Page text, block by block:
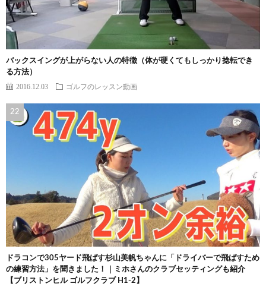
バックスイングが上がらない人の特徴（体が硬くてもしっかり捻転でき
る方法）
2016.12.03 ゴルフのレッスン動画
ドラコンで305ヤード飛ばす杉山美帆ちゃんに「ドライバーで飛ばすため
の練習方法」を聞きました！｜ミホさんのクラブセッティングも紹介
【ブリストンヒル ゴルフクラブ H1-2】